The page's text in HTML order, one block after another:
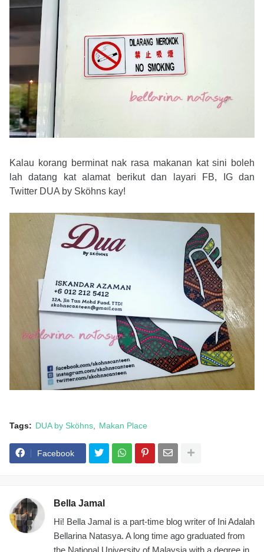
Kalau korang berminat nak rasa makanan kat sini boleh
lah datang kat alamat berikut dan layari FB, IG dan
Twitter DUA by Sköhns kay!
Tags: DUA by Sköhns Makan Place
Facebook
Bella Jamal
Hi! Bella Jamal is a part-time blog writer of Ini Adalah
Bellarina Natasya. A long time ago graduated from
the National University of Malaysia with a degree in